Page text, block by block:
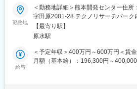
新卒や第二新卒の方向けには、マナ
研修、意識改革に関する研修などを実
その他、社外の有識者による勉強会も
せる機会もあります。また、管理職は
【重要ポジションへの抜擢事例】
取締役、執行役員は全員30代前半。若
＼以下に当てはまる方、まずはご応募
・熊本での就業が問題ない
・電気図面作成のご経験がある／エレ
が読み取れる
・工業系/機械系学校で、電気図面を学
・腰を据えて長く働きたい
勤務地
＜勤務地詳細＞熊本開発センター住
字田原2081-28 テクノリサーチパー
駅：JR豊肥本線／大津駅受動喫煙対策
【最寄り駅】
原水駅
給与
＜予定年収＞400万円～600万円＜賃
月額（基本給）：196,300円～